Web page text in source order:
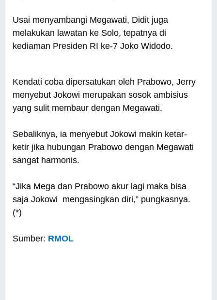
Usai menyambangi Megawati, Didit juga
melakukan lawatan ke Solo, tepatnya di
kediaman Presiden RI ke-7 Joko Widodo.
Kendati coba dipersatukan oleh Prabowo, Jerry
menyebut Jokowi merupakan sosok ambisius
yang sulit membaur dengan Megawati.
Sebaliknya, ia menyebut Jokowi makin ketar-
ketir jika hubungan Prabowo dengan Megawati
sangat harmonis.
“Jika Mega dan Prabowo akur lagi maka bisa
saja Jokowi mengasingkan diri,” pungkasnya.
(*)
Sumber: RMOL